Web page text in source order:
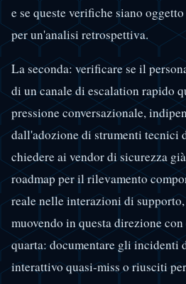
e se queste verifiche siano
per un'analisi retrospettiva.
La seconda: verificare se il
di un canale di escalation rapido
pressione conversazionale,
dall'adozione di strumenti tecnici
chiedere ai vendor di sicurezza
roadmap per il rilevamento
reale nelle interazioni di
muovendo in questa direzione
quarta: documentare gli incidenti
interattivo quasi-miss o riusciti